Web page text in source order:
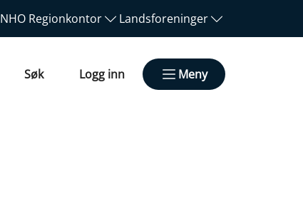
NHO Regionkontor Landsforeninger
Søk Logg inn Meny